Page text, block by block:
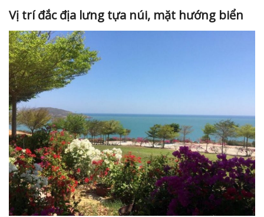
Vị trí đắc địa lưng tựa núi, mặt hướng biển